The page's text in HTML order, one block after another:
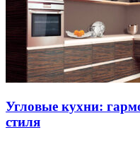
Угловые кухни:
стиля